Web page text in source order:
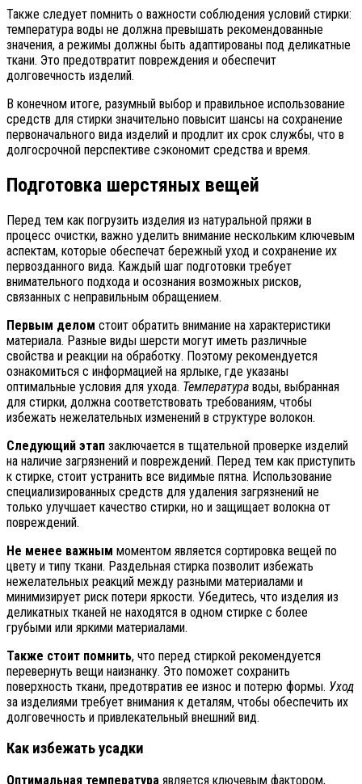
Также следует помнить о важности соблюдения условий стирки:
температура воды не должна превышать рекомендованные
значения, а режимы должны быть адаптированы под деликатные
ткани. Это предотвратит повреждения и обеспечит
долговечность изделий.
В конечном итоге, разумный выбор и правильное использование
средств для стирки значительно повысит шансы на сохранение
первоначального вида изделий и продлит их срок службы, что в
долгосрочной перспективе сэкономит средства и время.
Подготовка шерстяных вещей
Перед тем как погрузить изделия из натуральной пряжи в
процесс очистки, важно уделить внимание нескольким ключевым
аспектам, которые обеспечат бережный уход и сохранение их
первозданного вида. Каждый шаг подготовки требует
внимательного подхода и осознания возможных рисков,
связанных с неправильным обращением.
Первым делом стоит обратить внимание на характеристики
материала. Разные виды шерсти могут иметь различные
свойства и реакции на обработку. Поэтому рекомендуется
ознакомиться с информацией на ярлыке, где указаны
оптимальные условия для ухода. Температура воды, выбранная
для стирки, должна соответствовать требованиям, чтобы
избежать нежелательных изменений в структуре волокон.
Следующий этап заключается в тщательной проверке изделий
на наличие загрязнений и повреждений. Перед тем как приступить
к стирке, стоит устранить все видимые пятна. Использование
специализированных средств для удаления загрязнений не
только улучшает качество стирки, но и защищает волокна от
повреждений.
Не менее важным моментом является сортировка вещей по
цвету и типу ткани. Раздельная стирка позволит избежать
нежелательных реакций между разными материалами и
минимизирует риск потери яркости. Убедитесь, что изделия из
деликатных тканей не находятся в одном стирке с более
грубыми или яркими материалами.
Также стоит помнить, что перед стиркой рекомендуется
перевернуть вещи наизнанку. Это поможет сохранить
поверхность ткани, предотвратив ее износ и потерю формы. Уход
за изделиями требует внимания к деталям, чтобы обеспечить их
долговечность и привлекательный внешний вид.
Как избежать усадки
Оптимальная температура является ключевым фактором,